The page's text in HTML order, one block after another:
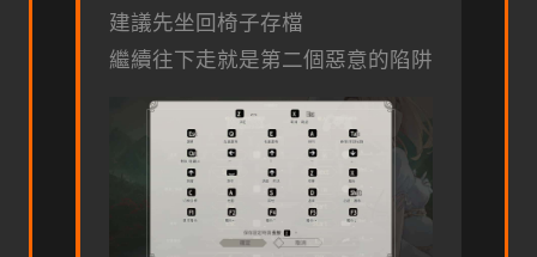
建議先坐回椅子存檔
繼續往下走就是第二個惡意的陷阱